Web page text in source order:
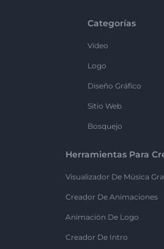
Categorías
Vídeo
Logo
Diseño Gráfico
Sitio Web
Bosquejo
Herramientas Para
Visualizador De Música
Creador De Animaciones
Animación De Logo
Creador De Intro